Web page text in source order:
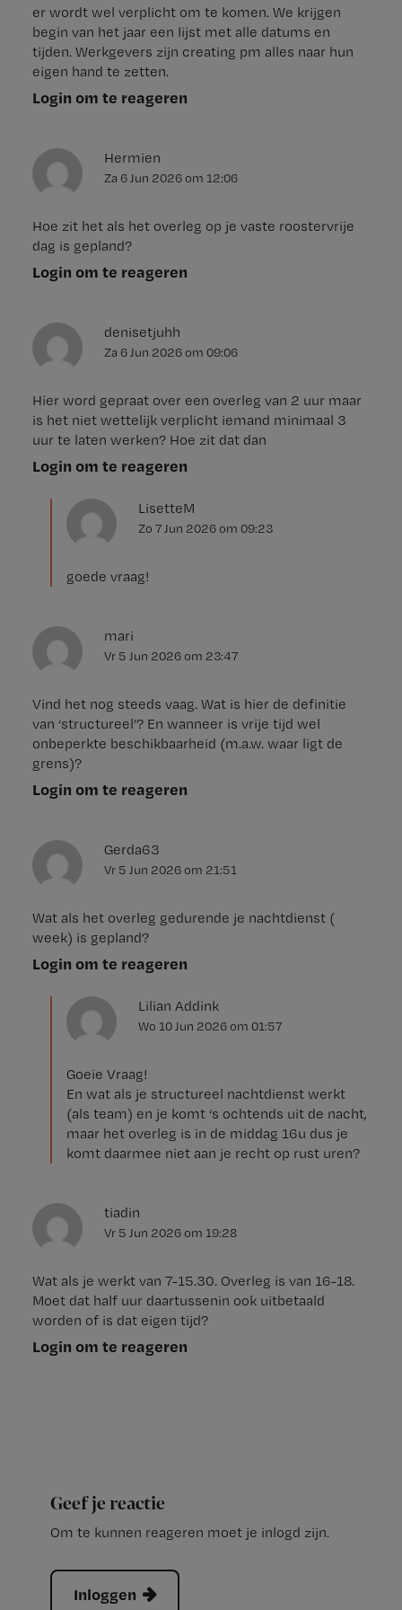
er wordt wel verplicht om te komen. We krijgen
begin van het jaar een lijst met alle datums en
tijden. Werkgevers zijn creating pm alles naar hun
eigen hand te zetten.
Login om te reageren
Hermien
Za 6 Jun 2026om 12:06
Hoe zit het als het overleg op je vaste roostervrije
dag is gepland?
Login om te reageren
denisetjuhh
Za 6 Jun 2026om 09:06
Hier word gepraat over een overleg van 2 uur maar
is het niet wettelijk verplicht iemand minimaal 3
uur te laten werken? Hoe zit dat dan
Login om te reageren
LisetteM
Zo 7 Jun 2026om 09:23
goede vraag!
mari
Vr 5 Jun 2026om 23:47
Vind het nog steeds vaag. Wat is hier de definitie
van ‘structureel’? En wanneer is vrije tijd wel
onbeperkte beschikbaarheid (m.a.w. waar ligt de
grens)?
Login om te reageren
Gerda63
Vr 5 Jun 2026om 21:51
Wat als het overleg gedurende je nachtdienst (
week) is gepland?
Login om te reageren
Lilian Addink
Wo 10 Jun 2026om 01:57
Goeie Vraag!
En wat als je structureel nachtdienst werkt
(als team) en je komt ‘s ochtends uit de nacht,
maar het overleg is in de middag 16u dus je
komt daarmee niet aan je recht op rust uren?
tiadin
Vr 5 Jun 2026om 19:28
Wat als je werkt van 7-15.30. Overleg is van 16-18.
Moet dat half uur daartussenin ook uitbetaald
worden of is dat eigen tijd?
Login om te reageren
Geef je reactie
Om te kunnen reageren moet je inlogd zijn.
Inloggen